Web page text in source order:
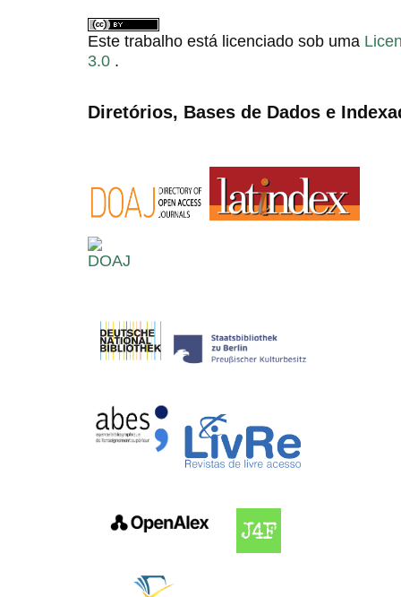
Este trabalho está licenciado sob uma
3.0 .
Diretórios, Bases de Dados e